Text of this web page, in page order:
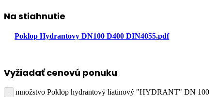
Na stiahnutie
Poklop Hydrantovy DN100 D400 DIN4055.pdf
Vyžiadať cenovú ponuku
množstvo Poklop hydrantový liatinový "HYDRANT" DN 100